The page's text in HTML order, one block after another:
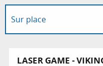
Sur place
LASER GAME -